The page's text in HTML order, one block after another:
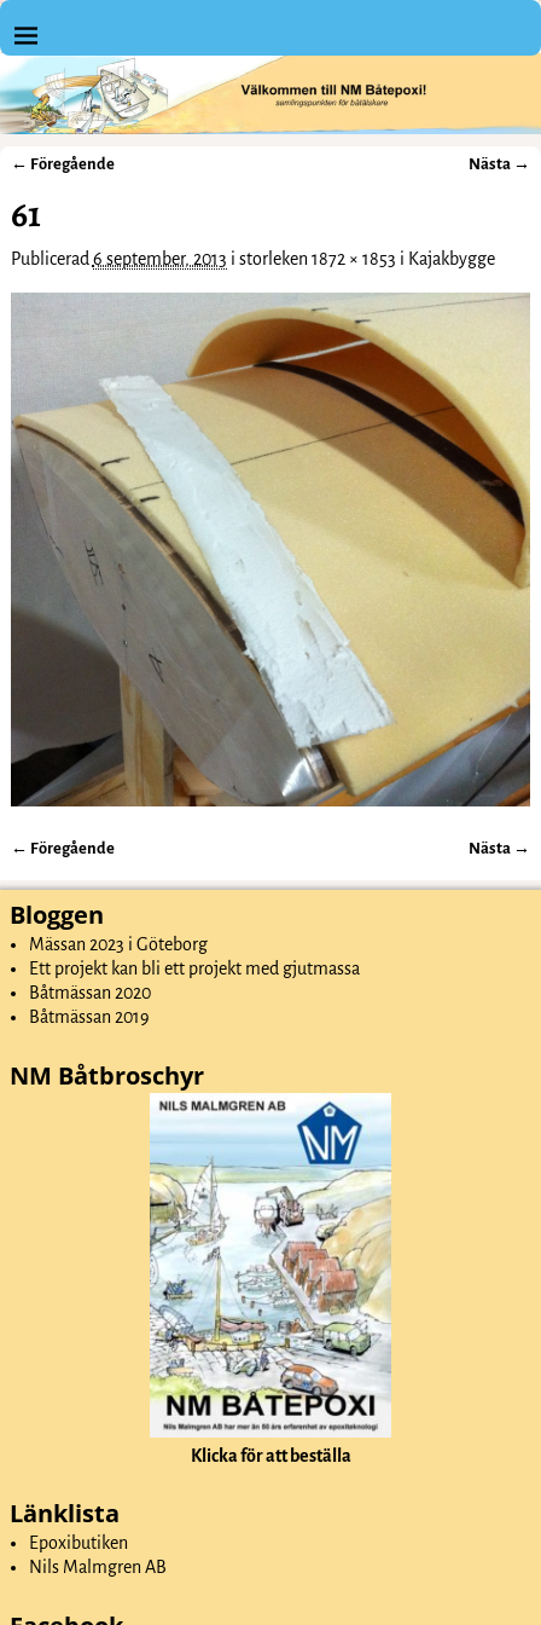
← Föregående Nästa →
61
Publicerad 6 september, 2013 i storleken 1872 × 1853 i Kajakbygge
← Föregående Nästa →
Bloggen
Mässan 2023 i Göteborg
Ett projekt kan bli ett projekt med gjutmassa
Båtmässan 2020
Båtmässan 2019
NM Båtbroschyr
Klicka för att beställa
Länklista
Epoxibutiken
Nils Malmgren AB